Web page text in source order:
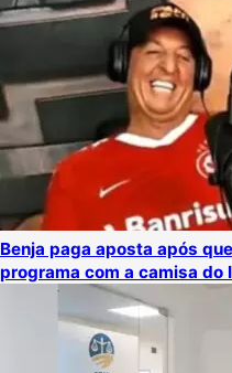
Benja paga aposta após
programa com a camisa do